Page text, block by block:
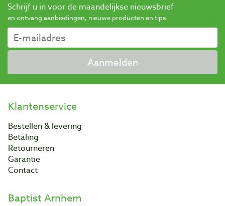
Schrijf u in voor de maandelijkse nieuwsbrief
en ontvang aanbiedingen, nieuwe producten en tips.
Aanmelden
Klantenservice
Bestellen & levering
Betaling
Retourneren
Garantie
Contact
Baptist Arnhem